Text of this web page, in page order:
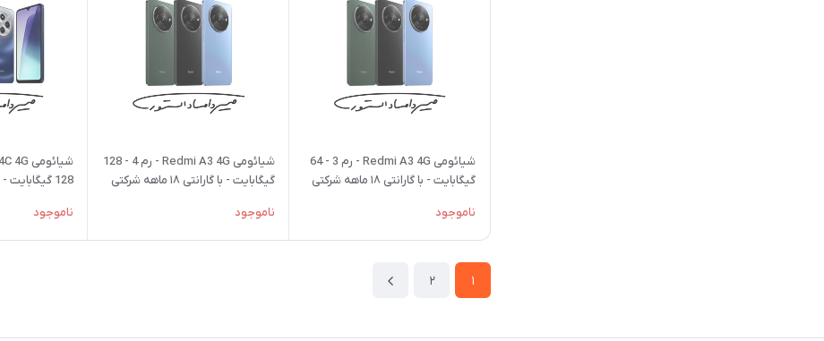
شیائومی Redmi A3 4G - رم 3 - 64
گیگابایت - با گارانتی ۱۸ ماهه شرکتی
ناموجود
شیائومی Redmi A3 4G - رم 4 - 128
گیگابایت - با گارانتی ۱۸ ماهه شرکتی
ناموجود
ناموجود
1
2